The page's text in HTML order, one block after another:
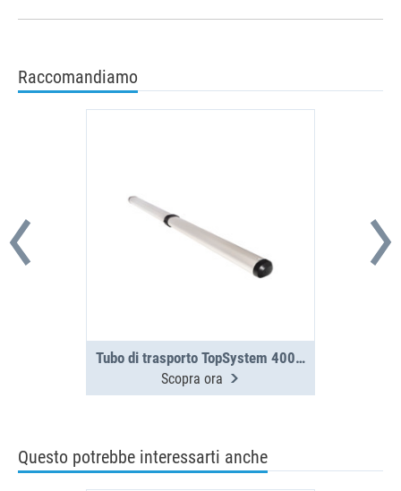
Raccomandiamo
Tubo di trasporto TopSystem 4000 mm, in 2 parti
Scopra ora
Questo potrebbe interessarti anche